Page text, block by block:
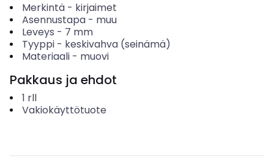
Merkintä- kirjaimet
Asennustapa- muu
Leveys - 7 mm
Tyyppi- keskivahva (seinämä)
Materiaali- muovi
Pakkaus ja ehdot
1 rll
Vakiokäyttötuote